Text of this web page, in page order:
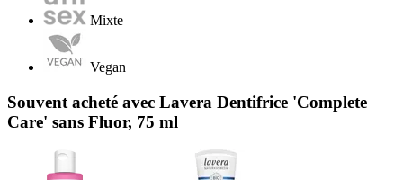
Mixte
Vegan
Souvent acheté avec Lavera Dentifrice 'Complete
Care' sans Fluor, 75 ml